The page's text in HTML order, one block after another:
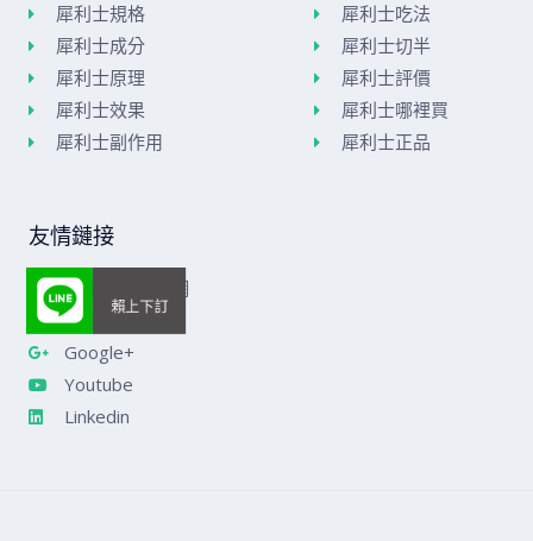
犀利士規格
犀利士成分
犀利士原理
犀利士效果
犀利士副作用
犀利士吃法
犀利士切半
犀利士評價
犀利士哪裡買
犀利士正品
友情鏈接
美國威而鋼官網
樂威莊官網
Google+
Youtube
Linkedin